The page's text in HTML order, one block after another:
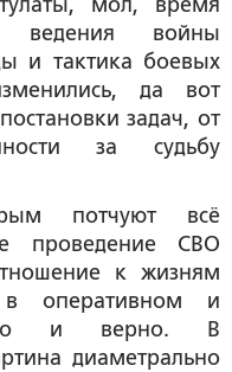
ведения войны
и тактика боевых
да вот
задач, от
за судьбу
потчуют всё
проведение СВО
к жизням
оперативном и
это и верно. В
диаметрально